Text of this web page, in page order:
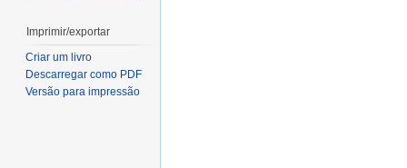
Imprimir/exportar
Criar um livro
Descarregar como PDF
Versão para impressão